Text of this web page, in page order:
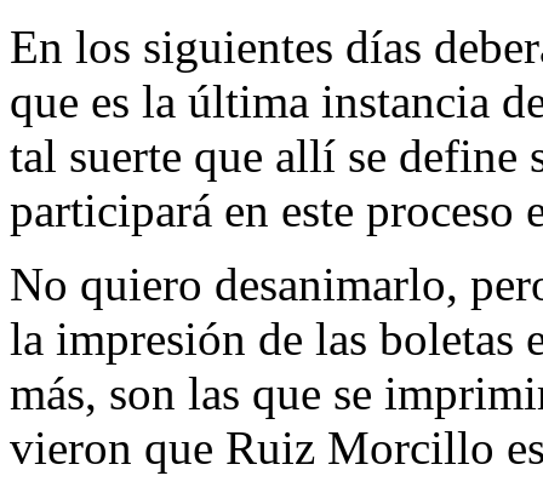
En los siguientes días
que es la última instancia
tal suerte que allí se define
participará en este proceso
No quiero desanimarlo,
la impresión de las boletas
más, son las que se
vieron que Ruiz Morcillo